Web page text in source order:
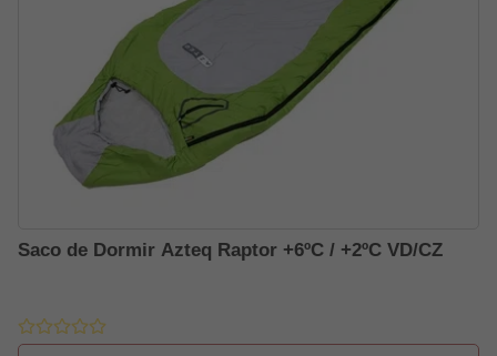
Saco de Dormir Azteq Raptor +6ºC / +2ºC VD/CZ